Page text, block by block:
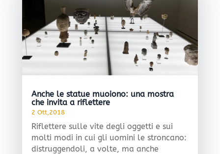
Anche le statue muoiono: una mostra
che invita a riflettere
2 Ott,2018
Riflettere sulle vite degli oggetti e sui
molti modi in cui gli uomini le stroncano:
distruggendoli, a volte, ma anche